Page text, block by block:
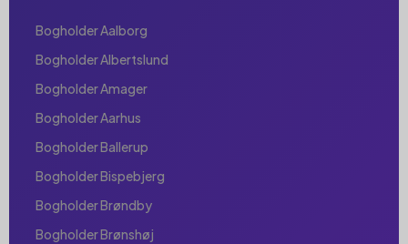
Bogholder Aalborg
Bogholder Albertslund
Bogholder Amager
Bogholder Aarhus
Bogholder Ballerup
Bogholder Bispebjerg
Bogholder Brøndby
Bogholder Brønshøj